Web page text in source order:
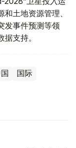
土地资源管理、
发事件预测等领
支持。
国际